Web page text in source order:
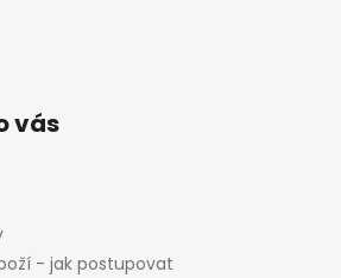
vás
- jak postupovat